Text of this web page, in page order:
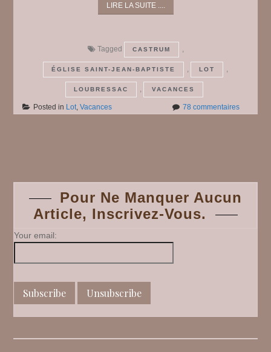
LIRE LA SUITE ....
Tagged CASTRUM
ÉGLISE SAINT-JEAN-BAPTISTE LOT
LOUBRESSAC VACANCES
Posted in Lot ,Vacances 78 commentairessur
#
navigation
Pour Ne Manquer Aucun
Article, Inscrivez-Vous.
Your email: